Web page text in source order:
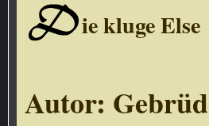
D
ie kluge Else
Autor: